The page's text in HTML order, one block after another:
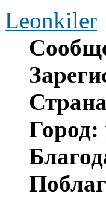
Leonkiler
Город: